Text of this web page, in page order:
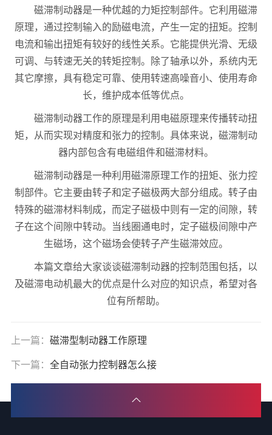
磁滞制动器是一种优越的力矩控制部件。它利用磁滞
原理，通过控制输入的励磁电流，产生一定的扭矩。控制
电流和输出扭矩有较好的线性关系。它能提供光滑、无级
可调、与转速无关的转矩控制。除了轴承以外，系统内无
其它摩擦，具有稳定可靠、使用转速高噪音小、使用寿命
长，维护成本低等优点。
磁滞制动器工作的原理是利用电磁原理来传播转动扭
矩，从而实现对精度和张力的控制。具体来说，磁滞制动
器内部包含有电磁组件和磁滞材料。
磁滞制动器是一种利用磁滞原理工作的扭矩、张力控
制部件。它主要由转子和定子磁极两大部分组成。转子由
特殊的磁滞材料制成，而定子磁极中则有一定的间隙，转
子在这个间隙中转动。当线圈通电时，定子磁极间隙中产
生磁场，这个磁场会使转子产生磁滞效应。
本篇文章给大家谈谈磁滞制动器的控制范围包括，以
及磁滞电动机最大的优点是什么对应的知识点，希望对各
位有所帮助。
上一篇： 磁滞型制动器工作原理
下一篇： 全自动张力控制器怎么接